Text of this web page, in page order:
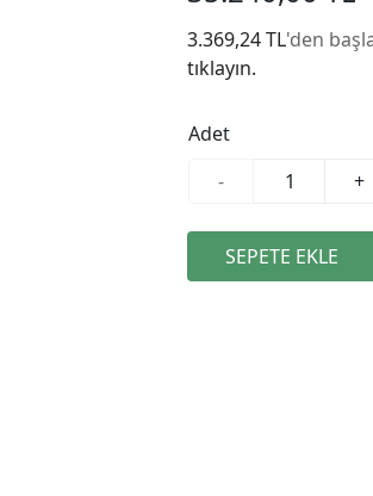
3.369,24 TL'den
tıklayın.
Adet
-
+